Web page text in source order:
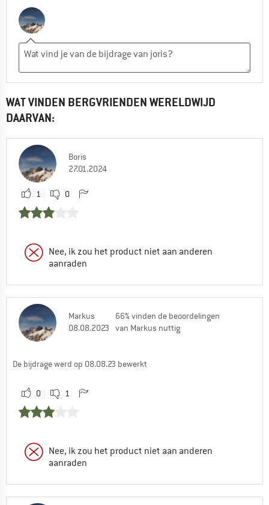
WAT VINDEN BERGVRIENDEN WERELDWIJD
DAARVAN:
Boris
27.01.2024
1 0
Nee, ik zou het product niet aan anderen
aanraden
Markus
08.08.2023
66% vinden de beoordelingen
van Markus nuttig
De bijdrage werd op 08.08.23 bewerkt
0 1
Nee, ik zou het product niet aan anderen
aanraden